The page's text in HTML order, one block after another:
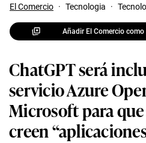
El Comercio · Tecnologia ·
Añadir El Comercio
ChatGPT será
servicio Azure
Microsoft para
creen